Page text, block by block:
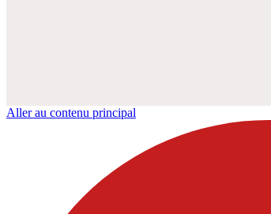
Aller au contenu principal